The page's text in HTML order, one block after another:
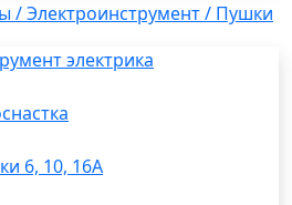
/ Электроинструмент / Пушки
электрика
6, 10, 16А